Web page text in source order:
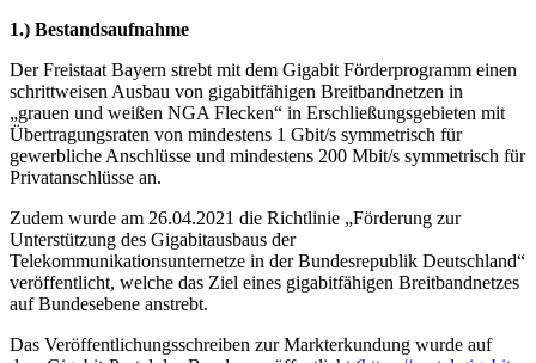
1.) Bestandsaufnahme
Der Freistaat Bayern strebt mit dem Gigabit Förderprogramm einen
schrittweisen Ausbau von gigabitfähigen Breitbandnetzen in
„grauen und weißen NGA Flecken“ in Erschließungsgebieten mit
Übertragungsraten von mindestens 1 Gbit/s symmetrisch für
gewerbliche Anschlüsse und mindestens 200 Mbit/s symmetrisch für
Privatanschlüsse an.
Zudem wurde am 26.04.2021 die Richtlinie „Förderung zur
Unterstützung des Gigabitausbaus der
Telekommunikationsunternetze in der Bundesrepublik Deutschland“
veröffentlicht, welche das Ziel eines gigabitfähigen Breitbandnetzes
auf Bundesebene anstrebt.
Das Veröffentlichungsschreiben zur Markterkundung wurde auf